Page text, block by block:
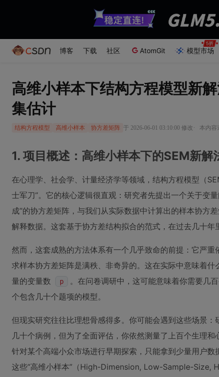
博客 下载 社区 AtomGit 模型市场
高维小样本下结构方程模型新
集估计
结构方程模型 高维小样本 协方差矩阵 于 2026-06-01 03:10:00 修改 · 本内容
1. 项目概述：高维小样本下的SEM新解
在心理学、社会学、计量经济学等领域，结构方程模型（
士军刀”。它的核心逻辑很直观：研究者先提出一个关于变
成”的协方差矩阵，与我们从实际数据中计算出的样本协方
解释数据。这套基于协方差结构拟合的范式，在过去几十年
然而，这套成熟的方法体系有一个几乎致命的前提：它严
求样本协方差矩阵是满秩、非奇异的。这在实际中意味着
量的变量数
p
。在问卷调研中，这可能意味着你需要几
个包含几十个题项的模型。
但现实研究往往比理想骨感得多。你可能会遇到这些场景
几十个病例，但为了全面评估，你依然测量了上百个生理和
针对某个高端小众市场进行早期探索，只能拿到少量用户
这些“高维小样本”（High-Dimension, Low-Sample-Size,